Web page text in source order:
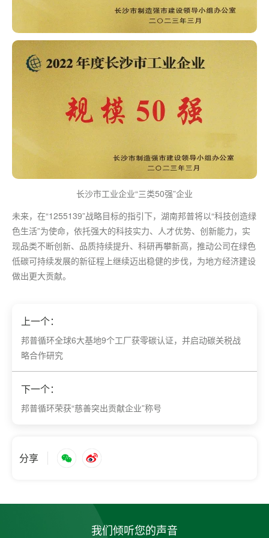
长沙市工业企业“三类50强”企业
未来，在“1255139”战略目标的指引下，湖南邦普将以“科技创造绿
色生活”为使命，依托强大的科技实力、人才优势、创新能力，实
现品类不断创新、品质持续提升、科研再攀新高，推动公司在绿色
低碳可持续发展的新征程上继续迈出稳健的步伐，为地方经济建设
做出更大贡献。
上一个：
邦普循环全球6大基地9个工厂获零碳认证，并启动碳关税战
略合作研究
下一个：
邦普循环荣获“慈善突出贡献企业”称号
分享
我们倾听您的声音